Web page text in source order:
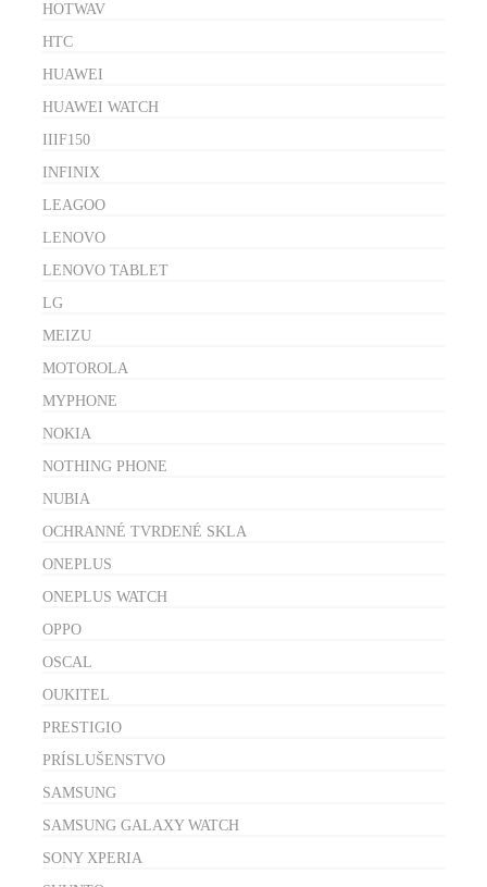
HOTWAV
HTC
HUAWEI
HUAWEI WATCH
IIIF150
INFINIX
LEAGOO
LENOVO
LENOVO TABLET
LG
MEIZU
MOTOROLA
MYPHONE
NOKIA
NOTHING PHONE
NUBIA
OCHRANNÉ TVRDENÉ SKLA
ONEPLUS
ONEPLUS WATCH
OPPO
OSCAL
OUKITEL
PRESTIGIO
PRÍSLUŠENSTVO
SAMSUNG
SAMSUNG GALAXY WATCH
SONY XPERIA